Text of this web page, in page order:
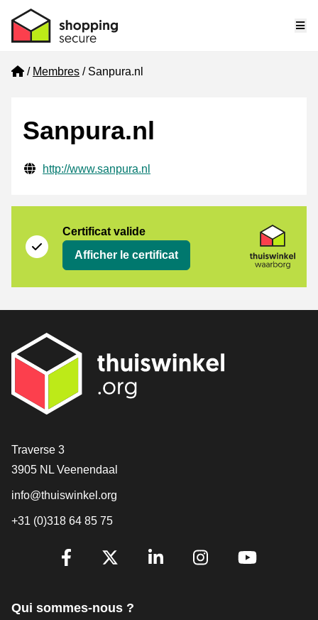
Home
Membres Sanpura.nl
Sanpura.nl
Informations de contact vérifiées
Website URL
http://www.sanpura.nl
Certificat valide
Afficher le certificat
[_General:Contact]
Traverse 3
3905 NL Veenendaal
info@thuiswinkel.org
+31 (0)318 64 85 75
[_General:SocialMediaTitle]
Qui sommes-nous ?